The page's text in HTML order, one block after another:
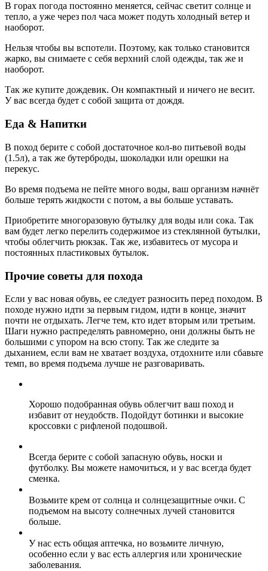
В горах погода постоянно меняется, сейчас светит солнце и
тепло, а уже через пол часа может подуть холодный ветер и
наоборот.
Нельзя чтобы вы вспотели. Поэтому, как только становится
жарко, вы снимаете с себя верхний слой одежды, так же и
наоборот.
Так же купите дождевик. Он компактный и ничего не весит.
У вас всегда будет с собой защита от дождя.
Еда & Напитки
В поход берите с собой достаточное кол-во питьевой воды
(1.5л), а так же бутерброды, шоколадки или орешки на
перекус.
Во время подъема не пейте много воды, ваш организм начнёт
больше терять жидкости с потом, а вы больше уставать.
Приобретите многоразовую бутылку для воды или сока. Так
вам будет легко перелить содержимое из стеклянной бутылки,
чтобы облегчить рюкзак. Так же, избавитесь от мусора и
постоянных пластиковых бутылок.
Прочие советы для похода
Если у вас новая обувь, ее следует разносить перед походом. В
походе нужно идти за первым гидом, идти в конце, значит
почти не отдыхать. Легче тем, кто идет вторым или третьим.
Шаги нужно распределять равномерно, они должны быть не
большими с упором на всю стопу. Так же следите за
дыханием, если вам не хватает воздуха, отдохните или сбавьте
темп, во время подъема лучше не разговаривать.
Хорошо подобранная обувь облегчит ваш поход и
избавит от неудобств. Подойдут ботинки и высокие
кросcовки с рифленой подошвой.
Всегда берите с собой запасную обувь, носки и
футболку. Вы можете намочиться, и у вас всегда будет
сменка.
Возьмите крем от солнца и солнцезащитные очки. С
подъемом на высоту солнечных лучей становится
больше.
У нас есть общая аптечка, но возьмите личную,
особенно если у вас есть аллергия или хронические
заболевания.